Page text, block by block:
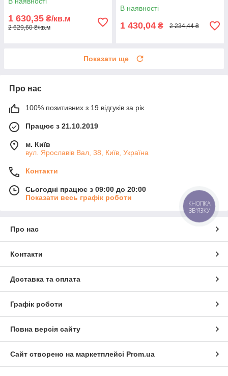
1 630,35 ₴/кв.м
2 629,60 ₴/кв.м
В наявності
1 430,04 ₴ 2 234,44 ₴
Показати ще
Про нас
100% позитивних з 19 відгуків за рік
Працює з 21.10.2019
м. Київ
вул. Ярославів Вал, 38, Київ, Україна
Контакти
Сьогодні працює з 09:00 до 20:00
Показати весь графік роботи
Про нас
Контакти
Доставка та оплата
Графік роботи
Повна версія сайту
Сайт створено на маркетплейсі Prom.ua
КНОПКА
ЗВ'ЯЗКУ